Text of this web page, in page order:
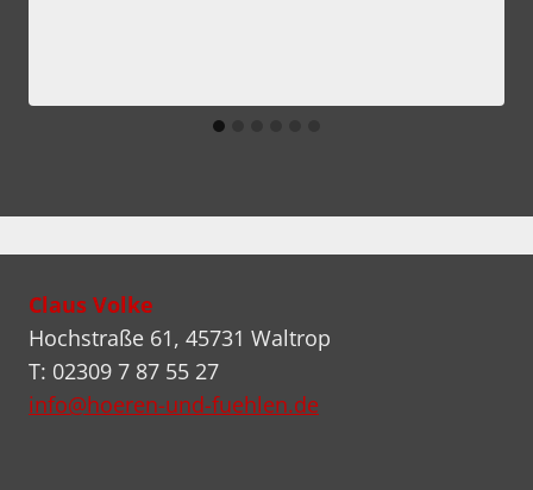
Claus Volke
Hochstraße 61, 45731 Waltrop
T: 02309 7 87 55 27
info@hoeren-und-fuehlen.de